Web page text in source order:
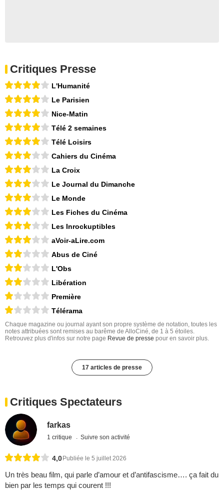
Critiques Presse
L'Humanité
Le Parisien
Nice-Matin
Télé 2 semaines
Télé Loisirs
Cahiers du Cinéma
La Croix
Le Journal du Dimanche
Le Monde
Les Fiches du Cinéma
Les Inrockuptibles
aVoir-aLire.com
Abus de Ciné
L'Obs
Libération
Première
Télérama
Chaque magazine ou journal ayant son propre système de notation, toutes les
notes attribuées sont remises au barême de AlloCiné, de 1 à 5 étoiles.
Retrouvez plus d'infos sur notre page Revue de presse pour en savoir plus.
17 articles de presse
Critiques Spectateurs
farkas
1 critique Suivre son activité
4,0 Publiée le 5 juillet 2026
Un très beau film, qui parle d’amour et d’antifascisme…. ça fait du
bien par les temps qui courent !!!